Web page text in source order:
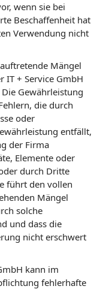
wenn sie bei
Beschaffenheit hat
Verwendung nicht
Mängel
IT + Service GmbH
Gewährleistung
die durch
oder
entfällt,
der Firma
Elemente oder
durch Dritte
führt den vollen
Mängel
solche
und dass die
nicht erschwert
kann im
fehlerhafte